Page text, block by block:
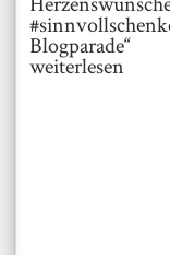
Blogparade“
weiterlesen